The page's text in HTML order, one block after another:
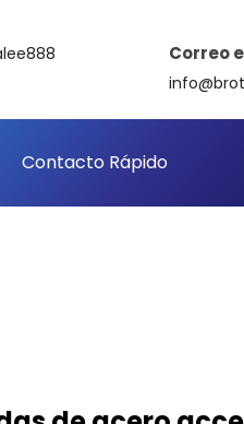
Correo
Contacto Rápido